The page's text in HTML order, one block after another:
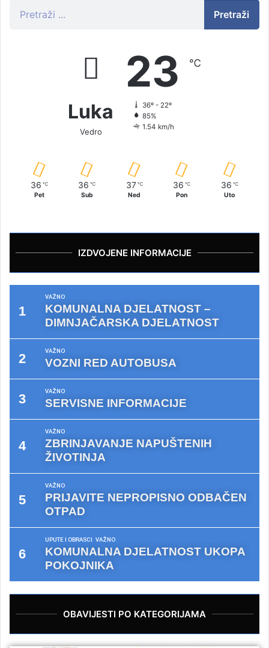
Pretraži
Luka
Vedro
23 ℃
36º - 22º
85%
1.54 km/h
36 ℃
Pet
36 ℃
Sub
37 ℃
Ned
36 ℃
Pon
36 ℃
Uto
IZDVOJENE INFORMACIJE
VAŽNO
KOMUNALNA DJELATNOST –
DIMNJAČARSKA DJELATNOST
VAŽNO
VOZNI RED AUTOBUSA
VAŽNO
SERVISNE INFORMACIJE
VAŽNO
ZBRINJAVANJE NAPUŠTENIH
ŽIVOTINJA
VAŽNO
PRIJAVITE NEPROPISNO ODBAČEN
OTPAD
UPUTE I OBRASCI VAŽNO
KOMUNALNA DJELATNOST UKOPA
POKOJNIKA
OBAVIJESTI PO KATEGORIJAMA